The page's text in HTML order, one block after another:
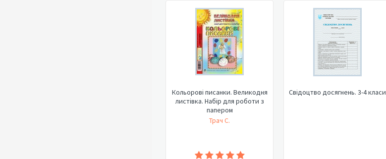
Кольорові писанки. Великодня
листівка. Набір для роботи з
папером
Трач С.
Свідоцтво досягнень. 3-4 класи